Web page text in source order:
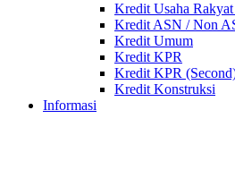
Kredit Usaha
Kredit ASN / Non
Kredit Umum
Kredit KPR
Kredit KPR
Kredit Konstruksi
Informasi